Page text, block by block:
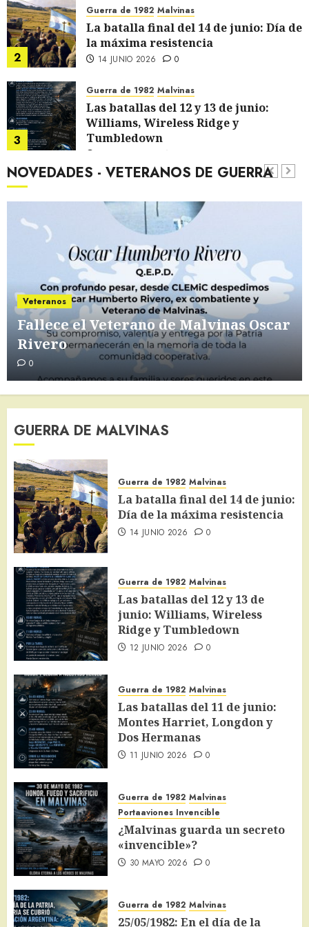
2
Guerra de 1982 Malvinas
La batalla final del 14 de junio: Día de
la máxima resistencia
14 JUNIO 2026 0
3
Guerra de 1982 Malvinas
Las batallas del 12 y 13 de junio:
Williams, Wireless Ridge y
Tumbledown
4
Guerra de 1982 Malvinas
Harriet, Longdon y Dos Hermanas
11 JUNIO 2026 0
5
Historia de las Islas Malvinas
10 de junio: Día de la Reafirmación de
los derechos soberanos sobre las
Malvinas
10 JUNIO 2026 0
Guerra de 1982 Malvinas
Portaaviones Invencible
¿Malvinas guarda un secreto
7
Malvinas
Lo que dejó Malvinas: el final de los
portaaviones de la clase «invencible»
29 MAYO 2026
1
Malvinas
Manuel Belgrano y las Islas Malvinas
20 JUNIO 2026
2
Guerra de 1982 Malvinas
La batalla final del 14 de junio: Día de
la máxima resistencia
14 JUNIO 2026
3
Las batallas del 12 y 13 de junio:
Williams, Wireless Ridge y
Tumbledown
12 JUNIO 2026 0
4
Guerra de 1982 Malvinas
Las batallas del 11 de junio: Montes
Harriet, Longdon y Dos Hermanas
11 JUNIO 2026 0
Historia de las Islas Malvinas
10 de junio: Día de la Reafirmación de
los derechos soberanos sobre las
10 JUNIO 2026
0
Guerra de 1982 Malvinas
NOVEDADES - VETERANOS DE GUERRA
Veteranos
Fallece el Veterano de Malvinas Oscar
Rivero
0
GUERRA DE MALVINAS
Guerra de 1982 Malvinas
La batalla final del 14 de junio:
Día de la máxima resistencia
14 JUNIO 2026 0
Guerra de 1982 Malvinas
Las batallas del 12 y 13 de
junio: Williams, Wireless
Ridge y Tumbledown
12 JUNIO 2026 0
Guerra de 1982 Malvinas
Las batallas del 11 de junio:
Montes Harriet, Longdon y
Dos Hermanas
11 JUNIO 2026 0
Guerra de 1982 Malvinas
Portaaviones Invencible
¿Malvinas guarda un secreto
«invencible»?
30 MAYO 2026 0
Guerra de 1982 Malvinas
25/05/1982: En el día de la